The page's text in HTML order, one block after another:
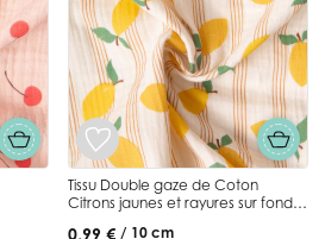
Tissu Double gaze de Coton
Citrons jaunes et rayures sur fond
0,99 € / 10 cm